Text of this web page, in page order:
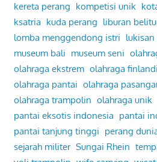
kereta perang kompetisi unik
ksatria kuda perang liburan
lomba menggendong istri
museum bali museum seni
olahraga ekstrem olahraga
olahraga pantai olahraga
olahraga trampolin olahraga unik
pantai eksotis indonesia pantai
pantai tanjung tinggi perang
sejarah militer Sungai Rhein